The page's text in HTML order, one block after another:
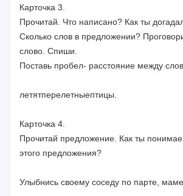
Карточка 3.
Прочитай. Что написано? Как ты
Сколько слов в предложении?
слово. Спиши.
Поставь пробел- расстояние между
летятперелетныептицы.
Карточка 4.
Прочитай предложение. Как ты
этого предложения?
Улыбнись своему соседу по парте,